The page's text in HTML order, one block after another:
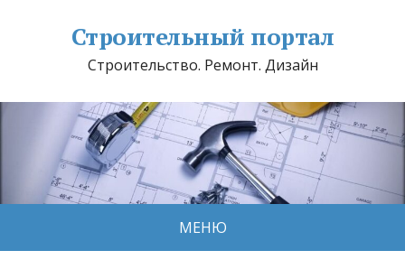
Строительный портал
Строительство. Ремонт. Дизайн
МЕНЮ